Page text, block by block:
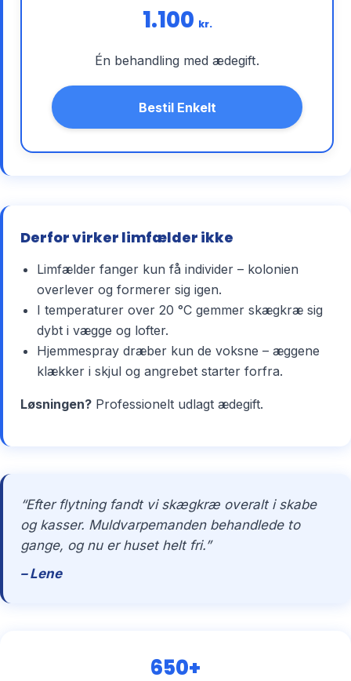
1.100 kr.
Én behandling med ædegift.
Bestil Enkelt
Derfor virker limfælder ikke
Limfælder fanger kun få individer – kolonien
overlever og formerer sig igen.
I temperaturer over 20 °C gemmer skægkræ sig
dybt i vægge og lofter.
Hjemmespray dræber kun de voksne – æggene
klækker i skjul og angrebet starter forfra.
Løsningen? Professionelt udlagt ædegift.
“Efter flytning fandt vi skægkræ overalt i skabe
og kasser. Muldvarpemanden behandlede to
gange, og nu er huset helt fri.”
– Lene
650+